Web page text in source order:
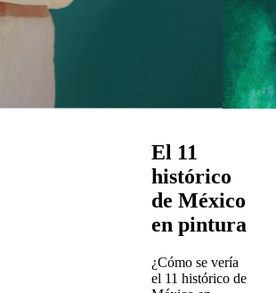
El 11
histórico
de México
en pintura
¿Cómo se vería
el 11 histórico de